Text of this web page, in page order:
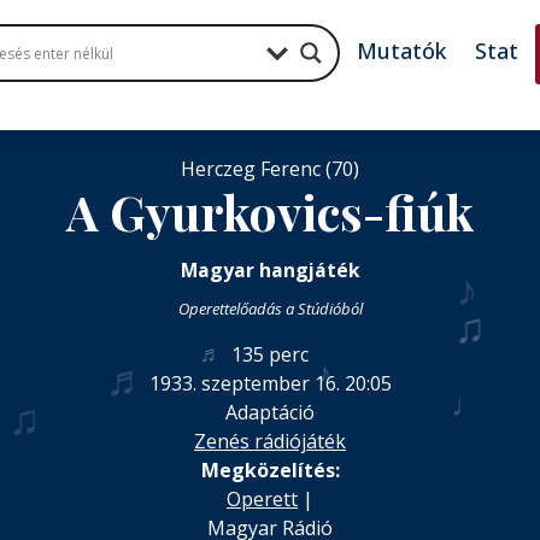
Mutatók Stat
♫
♬
♪
♪
Herczeg Ferenc (70)
A Gyurkovics-fiúk
Magyar hangjáték
Operettelőadás a Stúdióból
135 perc
1933. szeptember 16. 20:05
Adaptáció
Zenés rádiójáték
Megközelítés:
Operett |
Magyar Rádió